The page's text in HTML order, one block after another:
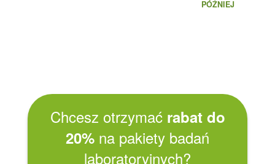
18:00
PÓŹNIEJ
Chcesz otrzymać rabat do
20% na pakiety badań
laboratoryjnych?